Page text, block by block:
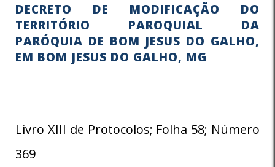
DECRETO DE MODIFICAÇÃO DO
TERRITÓRIO PAROQUIAL DA
PARÓQUIA DE BOM JESUS DO GALHO,
EM BOM JESUS DO GALHO, MG
Livro XIII de Protocolos; Folha 58; Número
369